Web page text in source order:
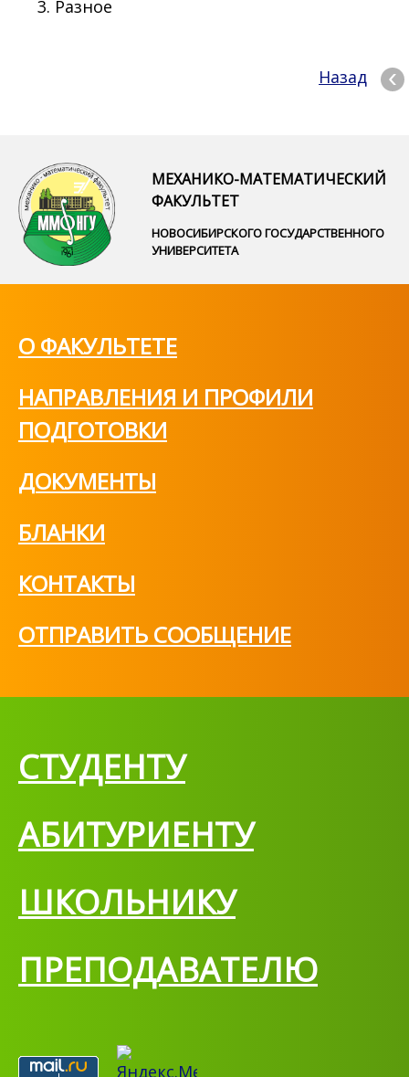
Разное
Назад
МЕХАНИКО-МАТЕМАТИЧЕСКИЙ
ФАКУЛЬТЕТ
НОВОСИБИРСКОГО ГОСУДАРСТВЕННОГО
УНИВЕРСИТЕТА
О ФАКУЛЬТЕТЕ
НАПРАВЛЕНИЯ И ПРОФИЛИ
ПОДГОТОВКИ
ДОКУМЕНТЫ
БЛАНКИ
КОНТАКТЫ
ОТПРАВИТЬ СООБЩЕНИЕ
СТУДЕНТУ
АБИТУРИЕНТУ
ШКОЛЬНИКУ
ПРЕПОДАВАТЕЛЮ